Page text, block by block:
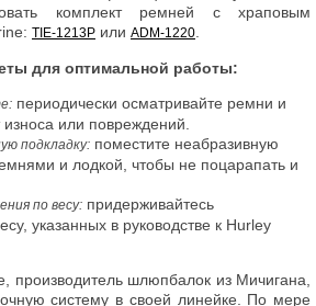
комплект ремней с храповым
TIE-1213P или ADM-1220
для оптимальной работы:
периодически осматривайте ремни и
или повреждений.
подкладку: поместите неабразивную
и лодкой, чтобы не поцарапать и
по весу: придерживайтесь
указанных в руководстве к Hurley
производитель шлюпбалок из Мичигана,
систему в своей линейке. По мере